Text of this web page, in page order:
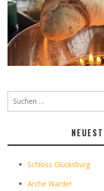
Schloss Glücksburg
Arche Warder